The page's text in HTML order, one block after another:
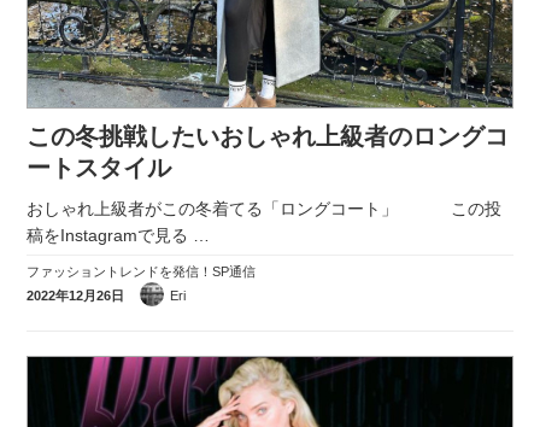
バイマの疑問に現役パーソナルショッパーが答えてみた
バイマ活動の疑問に売れっ子現役バイヤーが答えてみた
実録！海外ショップで買ってみた！
パーソナルショッパー指南書
この冬挑戦したいおしゃれ上級者のロングコ
ートスタイル
おしゃれ上級者がこの冬着てる「ロングコート」 この投
稿をInstagramで見る …
ファッショントレンドを発信！SP通信
2022年12月26日
Eri